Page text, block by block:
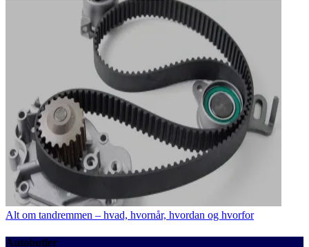
Alt om tandremmen – hvad, hvornår, hvordan og hvorfor
Autobutler